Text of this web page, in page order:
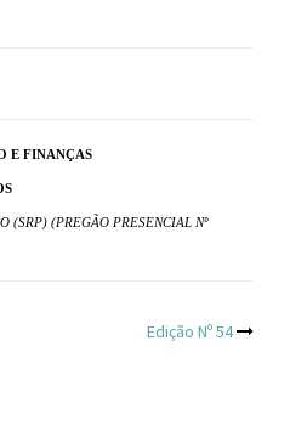
E FINANÇAS
(SRP) (PREGÃO PRESENCIAL Nº
Edição Nº 54